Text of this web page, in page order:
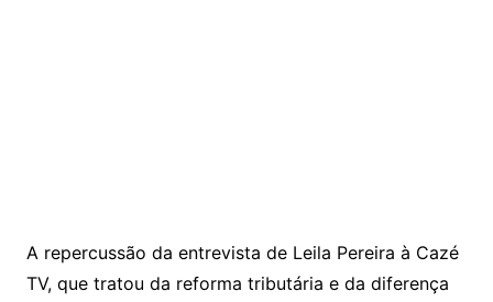
A repercussão da entrevista de Leila Pereira à Cazé
TV, que tratou da reforma tributária e da diferença